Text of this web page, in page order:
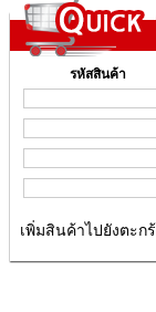
รหัสสินค้า
เพิ่มสินค้าไปยังตะก